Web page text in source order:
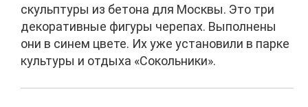
скульптуры из бетона для Москвы. Это три
декоративные фигуры черепах. Выполнены
они в синем цвете. Их уже установили в парке
культуры и отдыха «Сокольники».